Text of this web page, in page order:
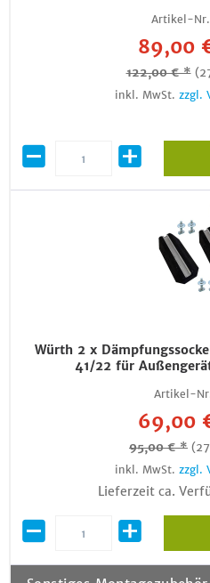
Artikel-
89,00
122,00 € *
inkl. MwSt. zzgl.
Würth 2 x
41/22 für
Artikel-
69,00
95,00 € *
inkl. MwSt. zzgl.
Lieferzeit ca.